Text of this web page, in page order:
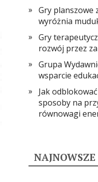
Gry planszowe
wyróżnia
Gry
rozwój przez
Grupa
wsparcie
Jak
sposoby na
równowagi